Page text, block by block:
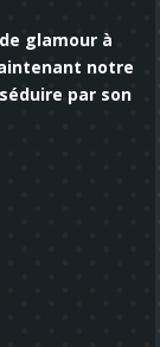
glamour à
notre
par son